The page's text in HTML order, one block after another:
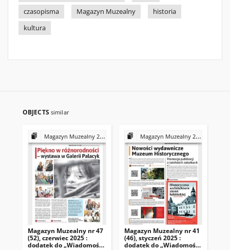
czasopisma
Magazyn Muzealny
historia
kultura
OBJECTS similar
Magazyn Muzealny 2025
Magazyn Muzealny nr 47
(52), czerwiec 2025 :
dodatek do „Wiadomości
Magazyn Muzealny 2025
Magazyn Muzealny nr 41
(46), styczeń 2025 :
dodatek do „Wiadomości